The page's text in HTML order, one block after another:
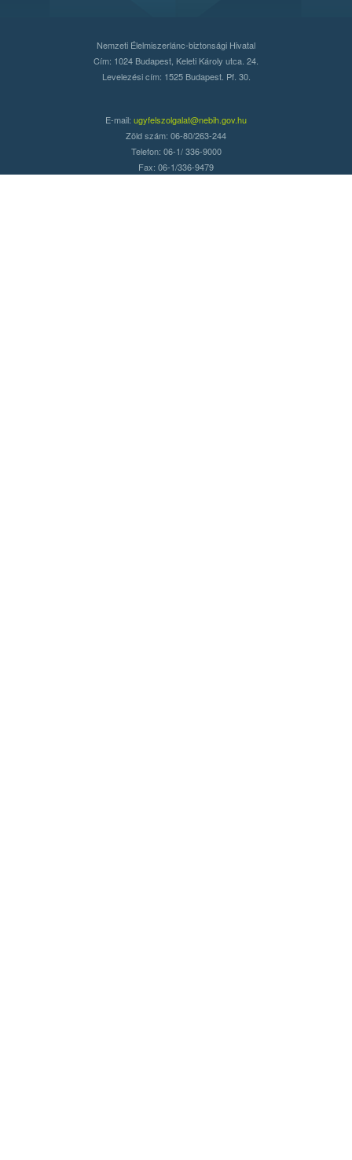
Nemzeti Élelmiszerlánc-biztonsági Hivatal
Cím: 1024 Budapest, Keleti Károly utca. 24.
Levelezési cím: 1525 Budapest. Pf. 30.
E-mail: ugyfelszolgalat@nebih.gov.hu
Zöld szám: 06-80/263-244
Telefon: 06-1/ 336-9000
Fax: 06-1/336-9479